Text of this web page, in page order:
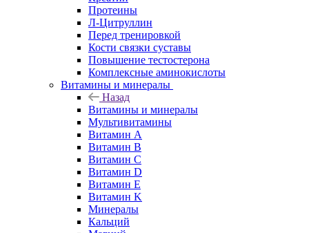
Протеины
Л-Цитруллин
Перед тренировкой
Кости связки суставы
Повышение тестостерона
Комплексные аминокислоты
Витамины и минералы
Назад
Витамины и минералы
Мультивитамины
Витамин A
Витамин B
Витамин C
Витамин D
Витамин E
Витамин K
Минералы
Кальций